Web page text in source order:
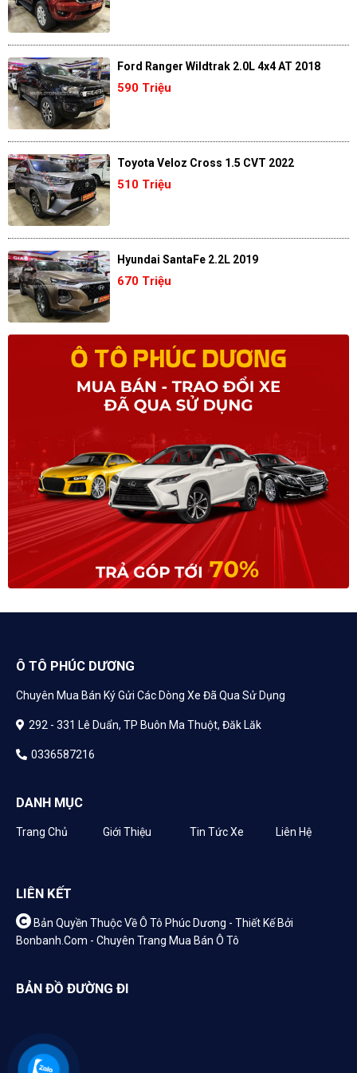
Ford Ranger Wildtrak 2.0L 4x4 AT 2018
590 Triệu
Toyota Veloz Cross 1.5 CVT 2022
510 Triệu
Hyundai SantaFe 2.2L 2019
670 Triệu
Ô TÔ PHÚC DƯƠNG
Chuyên Mua Bán Ký Gửi Các Dòng Xe Đã Qua Sử Dụng
292 - 331 Lê Duẩn, TP Buôn Ma Thuột, Đăk Lăk
0336587216
DANH MỤC
Trang Chủ Giới Thiệu Tin Tức Xe Liên Hệ
LIÊN KẾT
Bản Quyền Thuộc Về Ô Tô Phúc Dương - Thiết Kế Bởi
Bonbanh.com - Chuyên Trang Mua Bán Ô Tô
BẢN ĐỒ ĐƯỜNG ĐI